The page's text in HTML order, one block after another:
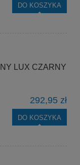
DO KOSZYKA
LUX CZARNY
292,95 zł
DO KOSZYKA